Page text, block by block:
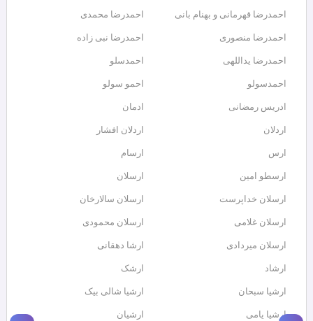
احمدرضا قهرمانی و بهنام بانی احمدرضا محمدی
احمدرضا منصوری احمدرضا نبی زاده
احمدرضا یداللهی احمدسلو
احمدسولو احمو سولو
ادریس رمضانی ادمان
اردلان اردلان افشار
ارس ارسام
ارسطو امین ارسلان
ارسلان خداپرست ارسلان سالارخان
ارسلان غلامی ارسلان محمودی
ارسلان میردادی ارشا دهقانی
ارشاد ارشک
ارشیا سبحان ارشیا شالی بیک
ارشیا یامی ارشیان